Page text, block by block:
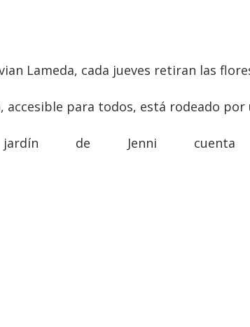
Lameda, cada jueves retiran las
accesible para todos, está rodeado
de Jenni cuenta